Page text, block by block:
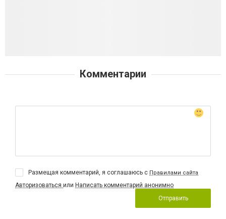
Комментарии
Размещая комментарий, я соглашаюсь с Правилами сайта
Авторизоваться или Написать комментарий анонимно
Отправить